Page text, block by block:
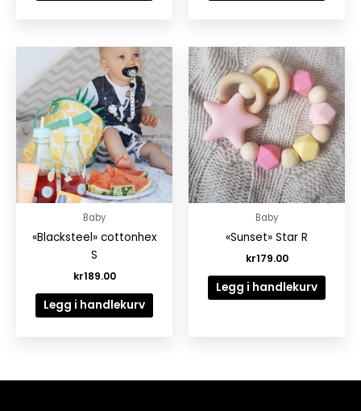
Baby
«Blacksteel» cottonhex
S
kr189.00
Legg i handlekurv
Baby
«Sunset» Star R
kr179.00
Legg i handlekurv